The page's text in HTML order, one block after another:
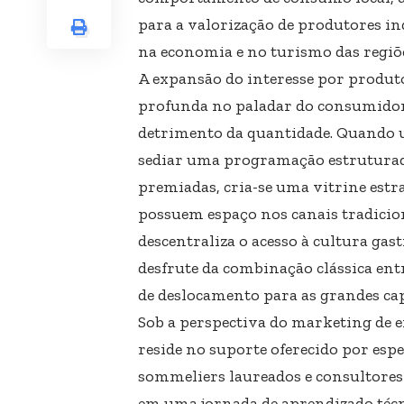
para a valorização de produtores
na economia e no turismo das
A expansão do interesse por
profunda no paladar do
detrimento da quantidade.
sediar uma programação
premiadas, cria-se uma vitrine
possuem espaço nos canais
descentraliza o acesso à cultura
desfrute da combinação clássica
de deslocamento para as grandes
Sob a perspectiva do marketing de
reside no suporte oferecido por
sommeliers laureados e